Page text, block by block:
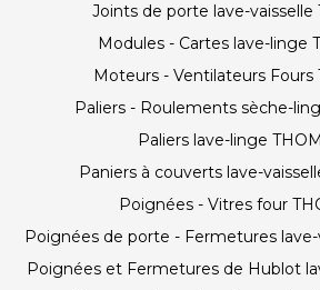
Joints de porte lave-vaisselle
Modules - Cartes lave-linge
Moteurs - Ventilateurs Fours
Paliers - Roulements sèche-
Paliers lave-linge
Paniers à couverts lave-
Poignées - Vitres four
Poignées de porte - Fermetures lave-
Poignées et Fermetures de Hublot